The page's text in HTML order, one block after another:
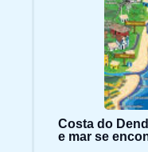
Costa do
e mar se